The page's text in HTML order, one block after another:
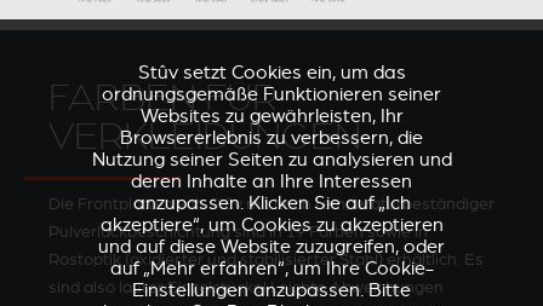
FARBEN FÜR
VERKLEIDUNGEN
Die Frontplatten von Stûv mit hoch temperaturbeständiger
Pulverlackbeschichtung sind in 19 Farben sowie in
Rostoptik (oxidierter und stabilisierter Stahl) erhältlich. Es
sind also lauter Einzelstücke! Leichte Abweichungen
Stûv setzt Cookies ein, um das
ordnungsgemäße Funktionieren seiner
Websites zu gewährleisten, Ihr
Browsererlebnis zu verbessern, die
Nutzung seiner Seiten zu analysieren und
deren Inhalte an Ihre Interessen
anzupassen. Klicken Sie auf „Ich
akzeptiere“, um Cookies zu akzeptieren
und auf diese Website zuzugreifen, oder
auf „Mehr erfahren“, um Ihre Cookie-
Einstellungen anzupassen. Bitte